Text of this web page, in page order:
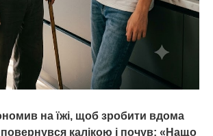
на їжі, щоб зробити вдома
калiкою і почув: «Нащо